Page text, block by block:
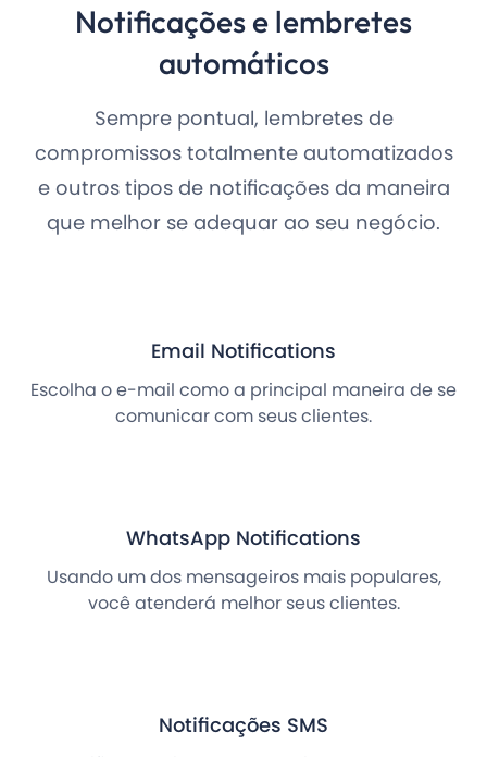
Notificações e lembretes
automáticos
Sempre pontual, lembretes de
compromissos totalmente automatizados
e outros tipos de notificações da maneira
que melhor se adequar ao seu negócio.
Email Notifications
Escolha o e-mail como a principal maneira de se
comunicar com seus clientes.
WhatsApp Notifications
Usando um dos mensageiros mais populares,
você atenderá melhor seus clientes.
Notificações SMS